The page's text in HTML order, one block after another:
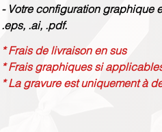
- Votre configuration graphique
.eps, .ai, .pdf.
* Frais de livraison en sus
* Frais graphiques si
* La gravure est uniquement à